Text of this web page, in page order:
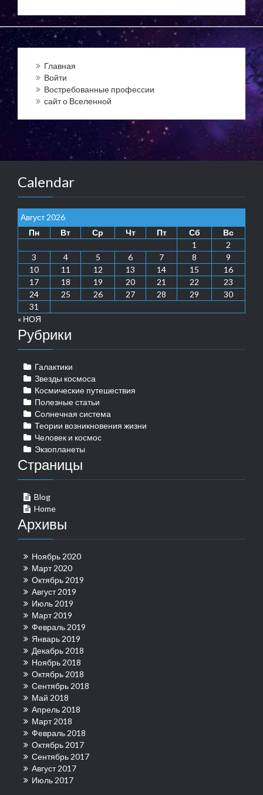
Главная
Войти
Востребованные профессии
сайт о Вселенной
Calendar
Август 2026
Пн
Вт Ср Чт Пт Сб
Вс
1
2
3
4 5 6 7 8
9
10
11 12 13 14 15
16
17
18 19 20 21 22
23
24
25 26 27 28 29
30
31
« НОЯ
Рубрики
Галактики
Звезды космоса
Космические путешествия
Полезные статьи
Солнечная система
Теории возникновения жизни
Человек и космос
Экзопланеты
Страницы
Blog
Home
Архивы
Ноябрь 2020
Март 2020
Октябрь 2019
Август 2019
Июль 2019
Март 2019
Февраль 2019
Январь 2019
Декабрь 2018
Ноябрь 2018
Октябрь 2018
Сентябрь 2018
Май 2018
Апрель 2018
Март 2018
Февраль 2018
Октябрь 2017
Сентябрь 2017
Август 2017
Июль 2017